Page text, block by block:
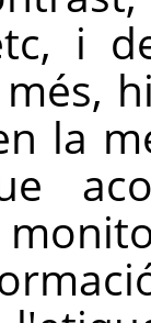
i
la